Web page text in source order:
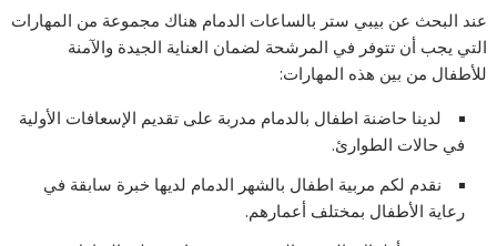
عند البحث عن بيبي ستر بالساعات الدمام هناك مجموعة من المهارات
التي يجب أن تتوفر في المرشحة لضمان العناية الجيدة والآمنة
للأطفال من بين هذه المهارات:
لدينا حاضنة اطفال بالدمام مدربة على تقديم الإسعافات الأولية
في حالات الطوارئ.
نقدم لكم مربية اطفال بالشهر الدمام لديها خبرة سابقة في
رعاية الأطفال بمختلف أعمارهم.